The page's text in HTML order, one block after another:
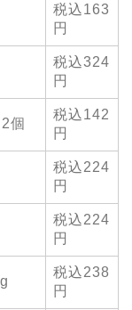
税込163
円
税込324
円
個
税込142
円
税込224
円
税込224
円
税込238
円